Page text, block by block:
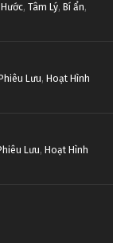
, Tâm Lý, Bí ẩn,
Lưu, Hoạt Hình
Lưu, Hoạt Hình